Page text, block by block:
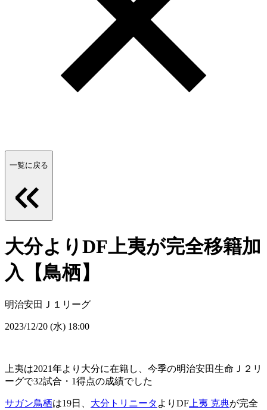
一覧に戻る
大分よりDF上夷が完全移籍加
入【鳥栖】
明治安田Ｊ１リーグ
2023/12/20 (水) 18:00
上夷は2021年より大分に在籍し、今季の明治安田生命Ｊ２リ
ーグで32試合・1得点の成績でした
サガン鳥栖は19日、 大分トリニータ よりDF 上夷 克典が完全